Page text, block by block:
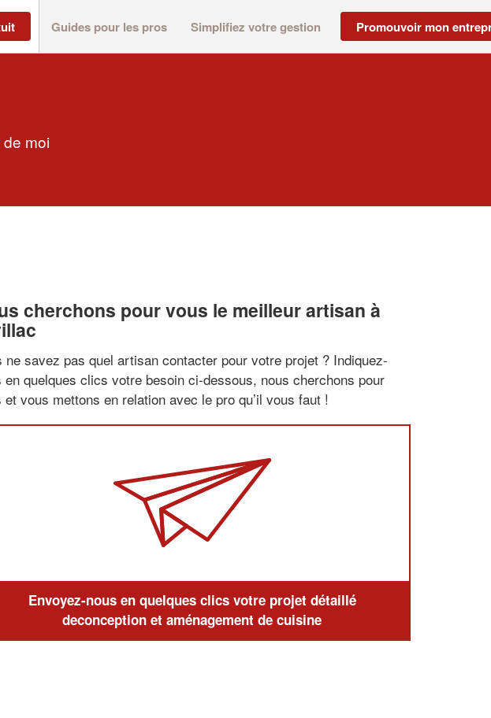
Guides pour les pros Simplifiez votre gestion Promouvoir mon
moi
cherchons pour vous le meilleur artisan à
ne savez pas quel artisan contacter pour votre projet ? Indiquez-
en quelques clics votre besoin ci-dessous, nous cherchons pour
et vous mettons en relation avec le pro qu’il vous faut !
Envoyez-nous en quelques clics votre projet détaillé
deconception et aménagement de cuisine